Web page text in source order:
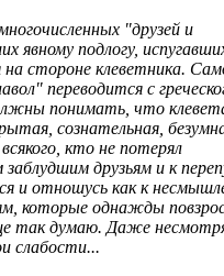
"друзей и
явному подлогу,
на стороне клеветника.
переводится с
понимать, что клевета
сознательная,
кто не потерял
друзьям и к
и отношусь как к
которые однажды
так думаю. Даже
слабости...